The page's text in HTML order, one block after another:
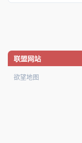
联盟网站
欲望地图